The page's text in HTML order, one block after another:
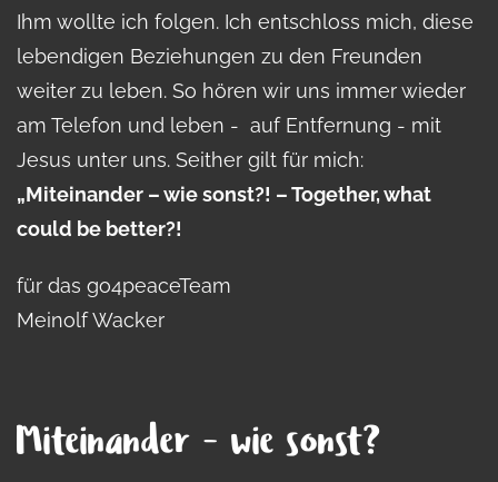
Ihm wollte ich folgen. Ich entschloss mich, diese
lebendigen Beziehungen zu den Freunden
weiter zu leben. So hören wir uns immer wieder
am Telefon und leben - auf Entfernung - mit
Jesus unter uns. Seither gilt für mich:
„Miteinander – wie sonst?! – Together, what
could be better?!
für das go4peaceTeam
Meinolf Wacker
Miteinander - wie sonst?